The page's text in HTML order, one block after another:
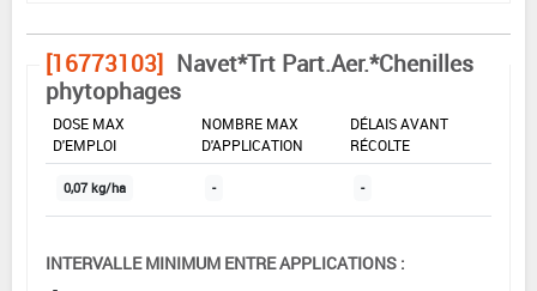
[16773103] Navet*Trt Part.Aer.*Chenilles
phytophages
DOSE MAX
D'EMPLOI
NOMBRE MAX
D'APPLICATION
DÉLAIS AVANT
RÉCOLTE
0,07 kg/ha - -
INTERVALLE MINIMUM ENTRE APPLICATIONS :